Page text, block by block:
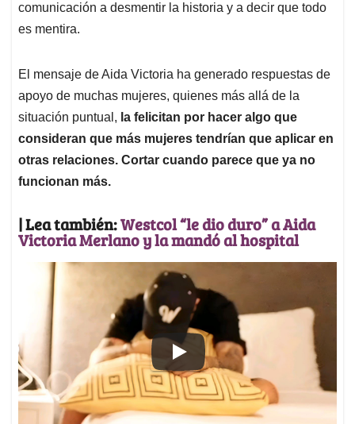
comunicación a desmentir la historia y a decir que todo
es mentira.
El mensaje de Aida Victoria ha generado respuestas de
apoyo de muchas mujeres, quienes más allá de la
situación puntual, la felicitan por hacer algo que
consideran que más mujeres tendrían que aplicar en
otras relaciones. Cortar cuando parece que ya no
funcionan más.
| Lea también:Westcol “le dio duro” a Aida
Victoria Merlano y la mandó al hospital